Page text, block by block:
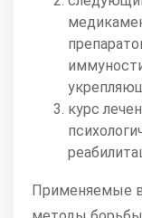
курс
Применяемые